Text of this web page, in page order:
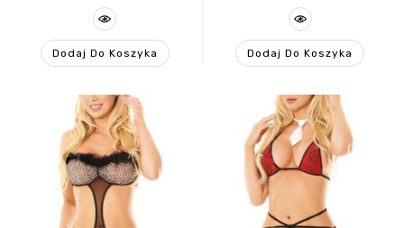
Dodaj Do Koszyka Dodaj Do Koszyka